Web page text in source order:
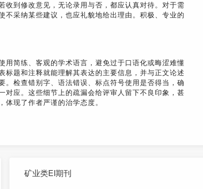
收到修改意见，无论录用与否，都应认真对待。对于需
不采纳某些建议，也应礼貌地给出理由。积极、专业的
用简练、客观的学术语言，避免过于口语化或晦涩难懂
标题和注释就能理解其表达的主要信息，并与正文论述
。检查错别字、语法错误、标点符号使用是否得当，确
对应。这些细节上的疏漏会给评审人留下不良印象，甚
体现了作者严谨的治学态度。
矿业类EI期刊